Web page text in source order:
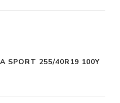
SPORT 255/40R19 100Y